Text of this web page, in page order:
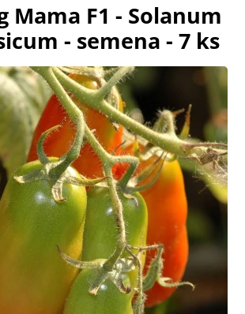
Mama F1 - Solanum
- semena - 7 ks